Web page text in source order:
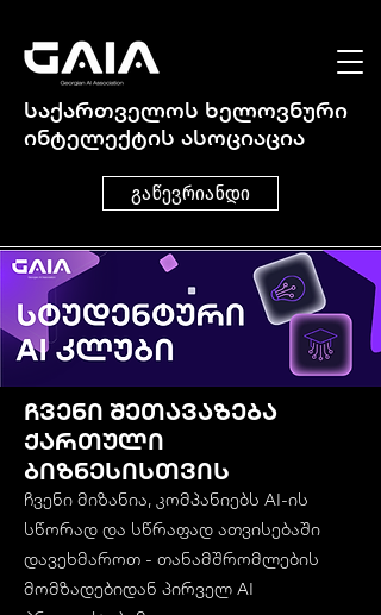
საქართველოს ხელოვნური
ინტელექტის ასოციაცია
გაწევრიანდი
ჩვენი შეთავაზება
ქართული
ბიზნესისთვის
ჩვენი მიზანია, კომპანიებს AI-ის
სწორად და სწრაფად ათვისებაში
დავეხმაროთ - თანამშრომლების
მომზადებიდან პირველ AI